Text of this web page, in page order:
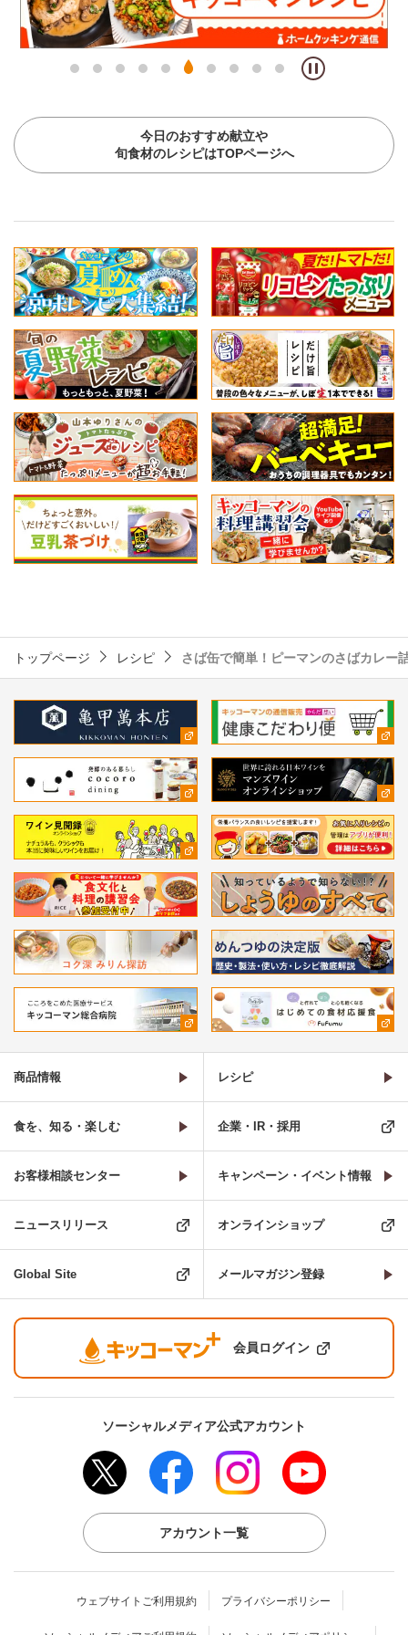
今日のおすすめ献立や
旬食材のレシピはTOPページへ
トップページ レシピ さば缶で簡単！ピーマンのさばカレー
商品情報 レシピ
食を、知る・楽しむ 企業・IR・採用
お客様相談センター キャンペーン・イベント情報
ニュースリリース オンラインショップ
Global Site メールマガジン登録
会員ログイン
ソーシャルメディア公式アカウント
アカウント一覧
ウェブサイトご利用規約 プライバシーポリシー